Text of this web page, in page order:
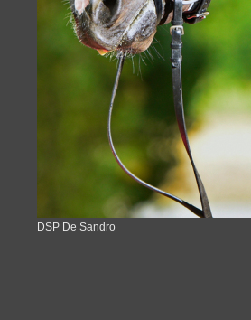
DSP De Sandro